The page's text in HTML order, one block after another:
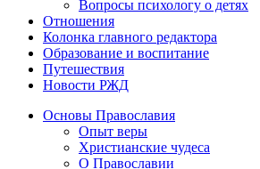
Вопросы психологу о детях
Отношения
Колонка главного редактора
Образование и воспитание
Путешествия
Новости РЖД
Основы Православия
Опыт веры
Христианские чудеса
О Православии